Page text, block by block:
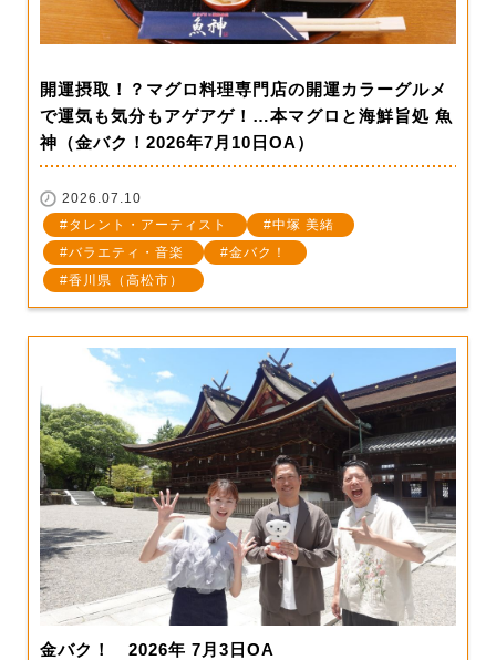
開運摂取！？マグロ料理専門店の開運カラーグルメ
で運気も気分もアゲアゲ！…本マグロと海鮮旨処 魚
神（金バク！2026年7月10日OA）
2026.07.10
タレント・アーティスト
中塚 美緒
バラエティ・音楽
金バク！
香川県（高松市）
金バク！ 2026年 7月3日OA